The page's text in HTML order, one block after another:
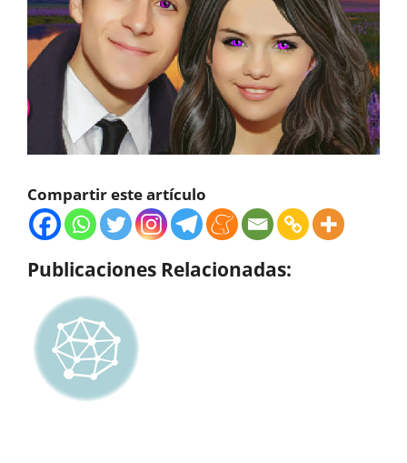
Compartir este artículo
Publicaciones Relacionadas: